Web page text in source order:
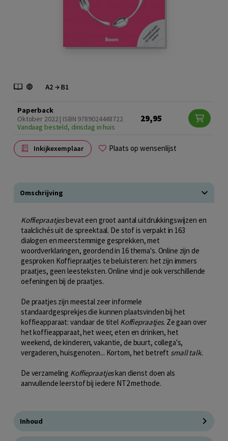
Paperback
Oktober 2022 | ISBN 9789024448722
Vandaag besteld, dinsdag in huis
29,95
Inkijkexemplaar Plaats op wensenlijst
Omschrijving
Koffiepraatjesbevat een groot aantal uitdrukkingswijzen en
taalclichés uit de spreektaal. De stof is verpakt in 163
dialogen en meerstemmige gesprekken, met
woordverklaringen, geordend in 16 thema's. Online zijn de
gesproken Koffiepraatjes te beluisteren: het zijn immers
praatjes, geen leesteksten. Online vind je ook verschillende
oefeningen bij de praatjes.
De praatjes zijn meestal zeer informele
standaardgesprekjes die kunnen plaatsvinden bij het
koffieapparaat: vandaar de titel Koffiepraatjes. Ze gaan over
het koffieapparaat, het weer, eten en drinken, het
weekend, de kinderen, vakantie, de buurt, collega's,
vergaderen, huisgenoten... Kortom, het betreft small talk.
De verzameling Koffiepraatjeskan dienst doen als
aanvullende leerstof bij iedere NT2 methode.
Inhoud